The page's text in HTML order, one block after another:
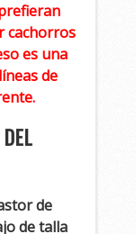
cachorros
es una
de
de
de talla